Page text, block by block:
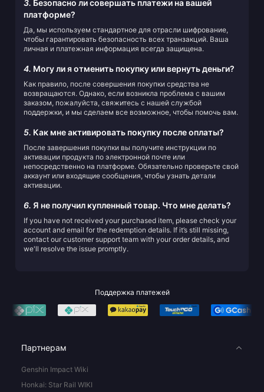
3. Безопасно ли совершать платежи на вашей
платформе?
Да, мы используем стандартное для отрасли шифрование,
чтобы гарантировать безопасность всех транзакций. Ваша
личная и платежная информация всегда защищена.
4. Могу ли я отменить покупку или вернуть деньги?
Как правило, после совершения покупки средства не
возвращаются. Однако, если возникла проблема с вашим
заказом, пожалуйста, свяжитесь с нашей службой
поддержки, и мы сделаем все возможное, чтобы помочь вам.
5. Как мне активировать покупку после оплаты?
После завершения покупки вы получите инструкции по
активации продукта по электронной почте или
непосредственно на платформе. Обязательно проверьте свой
аккаунт или входящие сообщения, чтобы узнать детали
активации.
6. Я не получил купленный товар. Что мне делать?
If you have not received your purchased item, please check your
account and email for the redemption details. If it’s still missing,
contact our customer support team with your order details, and
we'll resolve the issue promptly.
Поддержка платежей
Партнерам
Genshin Impact Wiki
Honkai: Star Rail WIKI